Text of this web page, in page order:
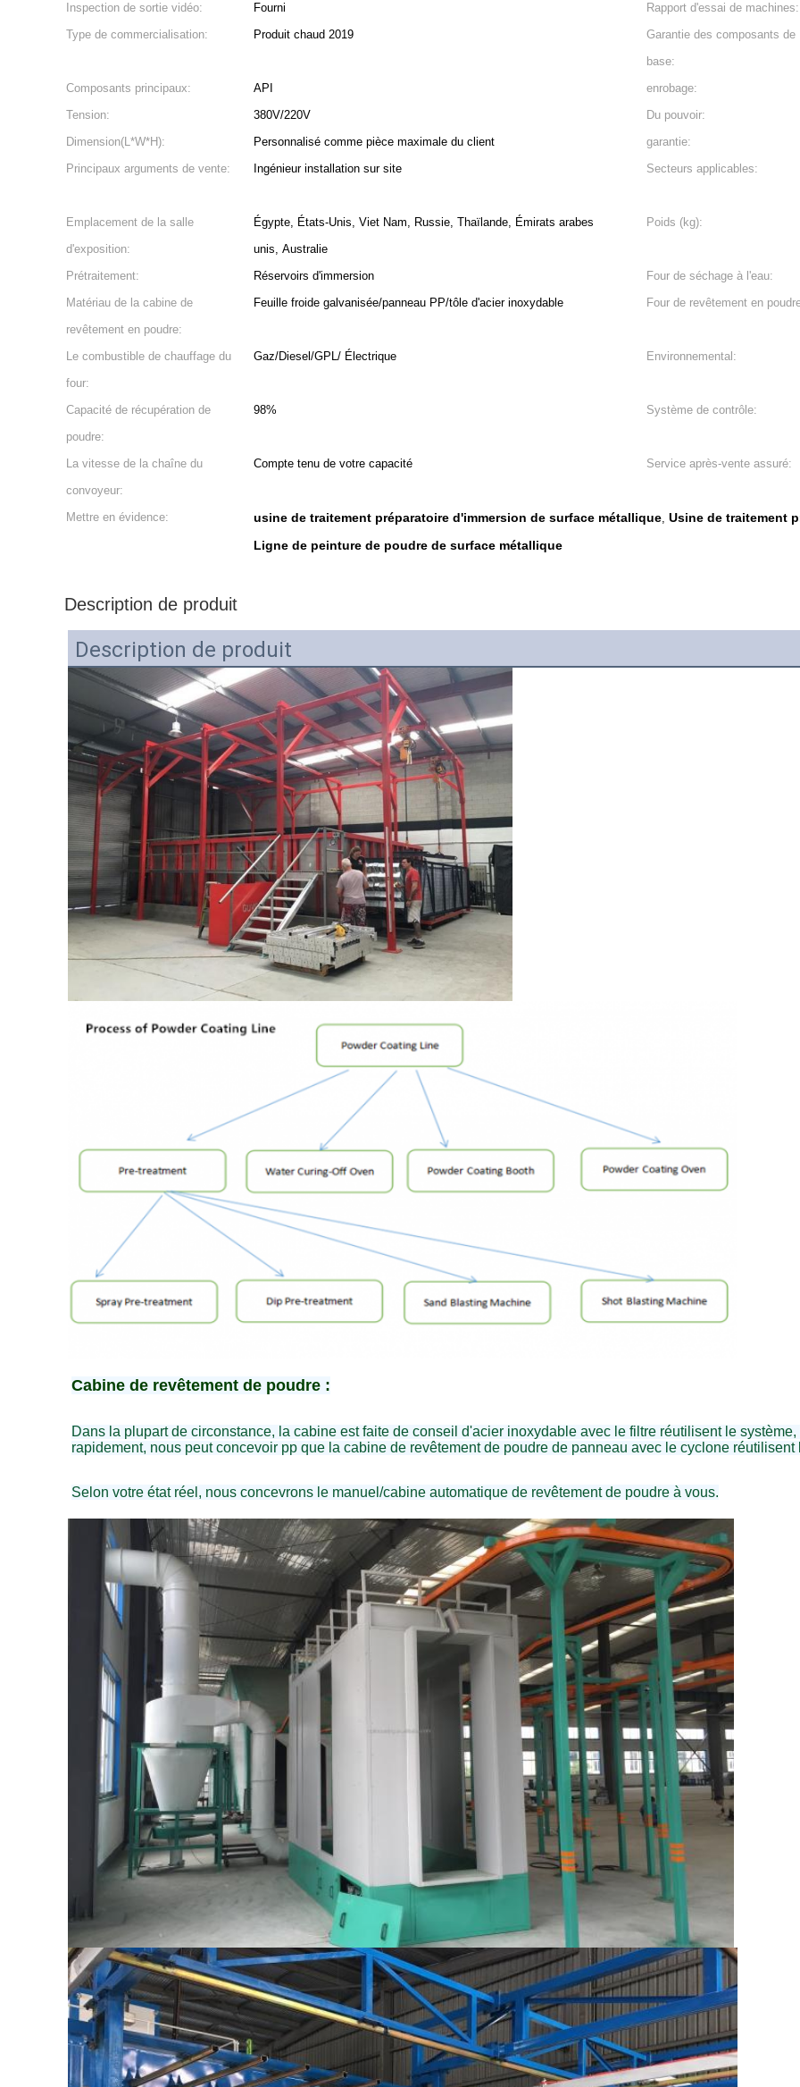
Inspection de sortie vidéo:
Fourni Rapport d'essai de machines:
Type de commercialisation:
Produit chaud 2019
Garantie des composants de
base:
Composants principaux: API enrobage:
Tension:
380V/220V Du pouvoir:
Dimension(L*W*H):
Personnalisé comme pièce maximale du client garantie:
Principaux arguments de vente:
Ingénieur installation sur site Secteurs applicables:
Emplacement de la salle
d'exposition:
Égypte, États-Unis, Viet Nam, Russie, Thaïlande, Émirats arabes
unis, Australie
Poids (kg):
Prétraitement: Réservoirs d'immersion Four de séchage à l'eau:
Matériau de la cabine de
revêtement en poudre:
Feuille froide galvanisée/panneau PP/tôle d'acier inoxydable Four de revêtement en
Le combustible de chauffage du
four:
Gaz/Diesel/GPL/ Électrique Environnemental:
Capacité de récupération de
poudre:
98% Système de contrôle:
La vitesse de la chaîne du
convoyeur:
Compte tenu de votre capacité Service après-vente assuré:
Mettre en évidence: usine de traitement préparatoire d'immersion de surface métallique, Usine de traitement
Ligne de peinture de poudre de surface métallique
Description de produit
Description de produit
Cabine de revêtement de poudre :
Dans la plupart de circonstance, la cabine est faite de conseil d'acier inoxydable avec le filtre réutilisent le
rapidement, nous peut concevoir pp que la cabine de revêtement de poudre de panneau avec le cyclone réutilisent
Selon votre état réel, nous concevrons le manuel/cabine automatique de revêtement de poudre à vous.